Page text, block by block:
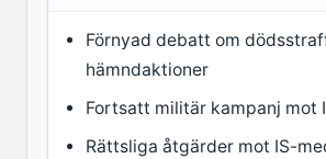
Förnyad debatt om
hämndaktioner
Fortsatt militär kampanj mot
Rättsliga åtgärder mot IS-